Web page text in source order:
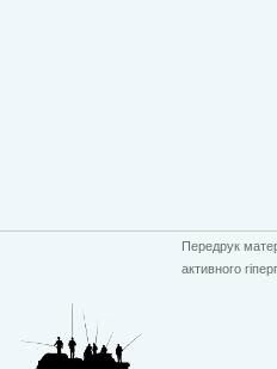
Передрук
активного